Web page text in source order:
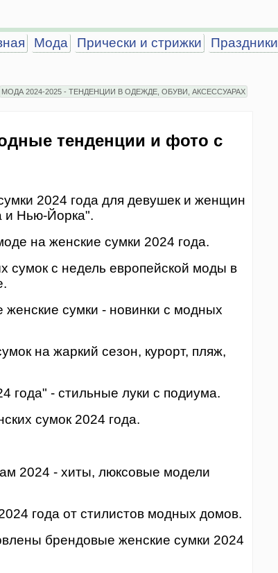
Мода Прически и стрижки Праздники
МОДА 2024-2025 - ТЕНДЕНЦИИ В ОДЕЖДЕ, ОБУВИ, АКСЕССУАРАХ
тенденции и фото с
2024 года для девушек и женщин
и Нью-Йорка".
на женские сумки 2024 года.
сумок с недель европейской моды в
сумки - новинки с модных
на жаркий сезон, курорт, пляж,
года" - стильные луки с подиума.
сумок 2024 года.
2024 - хиты, люксовые модели
года от стилистов модных домов.
брендовые женские сумки 2024